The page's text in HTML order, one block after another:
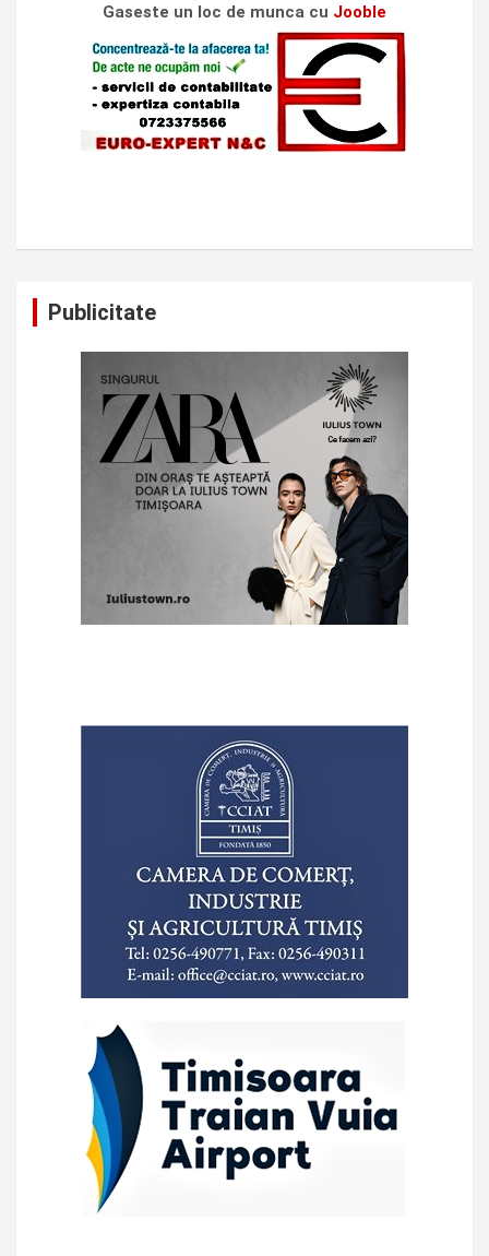
Gaseste un loc de munca cu Jooble
Publicitate